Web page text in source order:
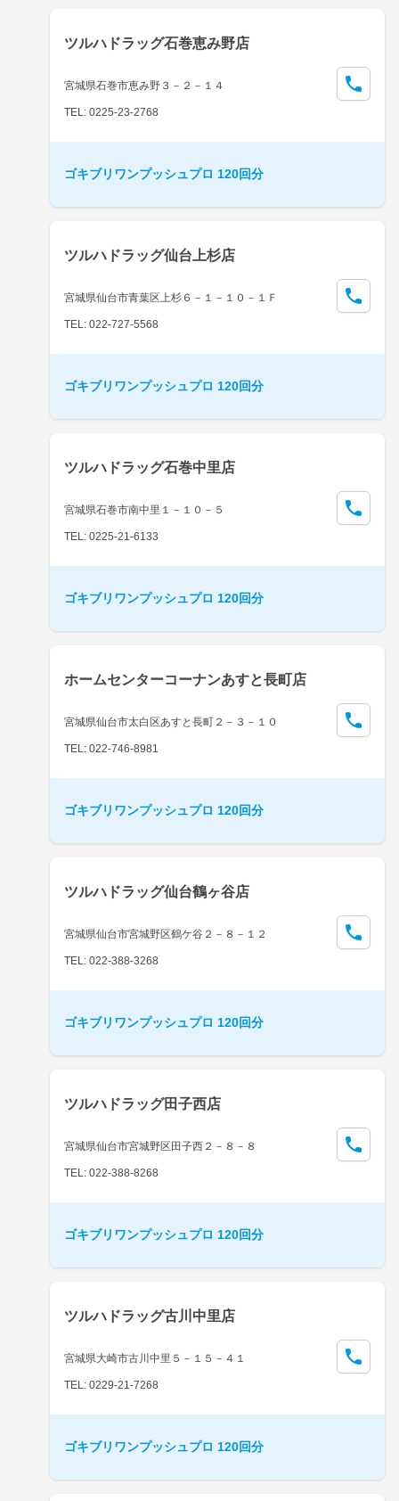
ツルハドラッグ石巻恵み野店
宮城県石巻市恵み野３－２－１４
TEL: 0225-23-2768
ゴキブリワンプッシュプロ 120回分
ツルハドラッグ仙台上杉店
宮城県仙台市青葉区上杉６－１－１０－１Ｆ
TEL: 022-727-5568
ゴキブリワンプッシュプロ 120回分
ツルハドラッグ石巻中里店
宮城県石巻市南中里１－１０－５
TEL: 0225-21-6133
ゴキブリワンプッシュプロ 120回分
ホームセンターコーナンあすと長町店
宮城県仙台市太白区あすと長町２－３－１０
TEL: 022-746-8981
ゴキブリワンプッシュプロ 120回分
ツルハドラッグ仙台鶴ヶ谷店
宮城県仙台市宮城野区鶴ケ谷２－８－１２
TEL: 022-388-3268
ゴキブリワンプッシュプロ 120回分
ツルハドラッグ田子西店
宮城県仙台市宮城野区田子西２－８－８
TEL: 022-388-8268
ゴキブリワンプッシュプロ 120回分
ツルハドラッグ古川中里店
宮城県大崎市古川中里５－１５－４１
TEL: 0229-21-7268
ゴキブリワンプッシュプロ 120回分